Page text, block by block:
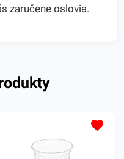
zaručene oslovia.